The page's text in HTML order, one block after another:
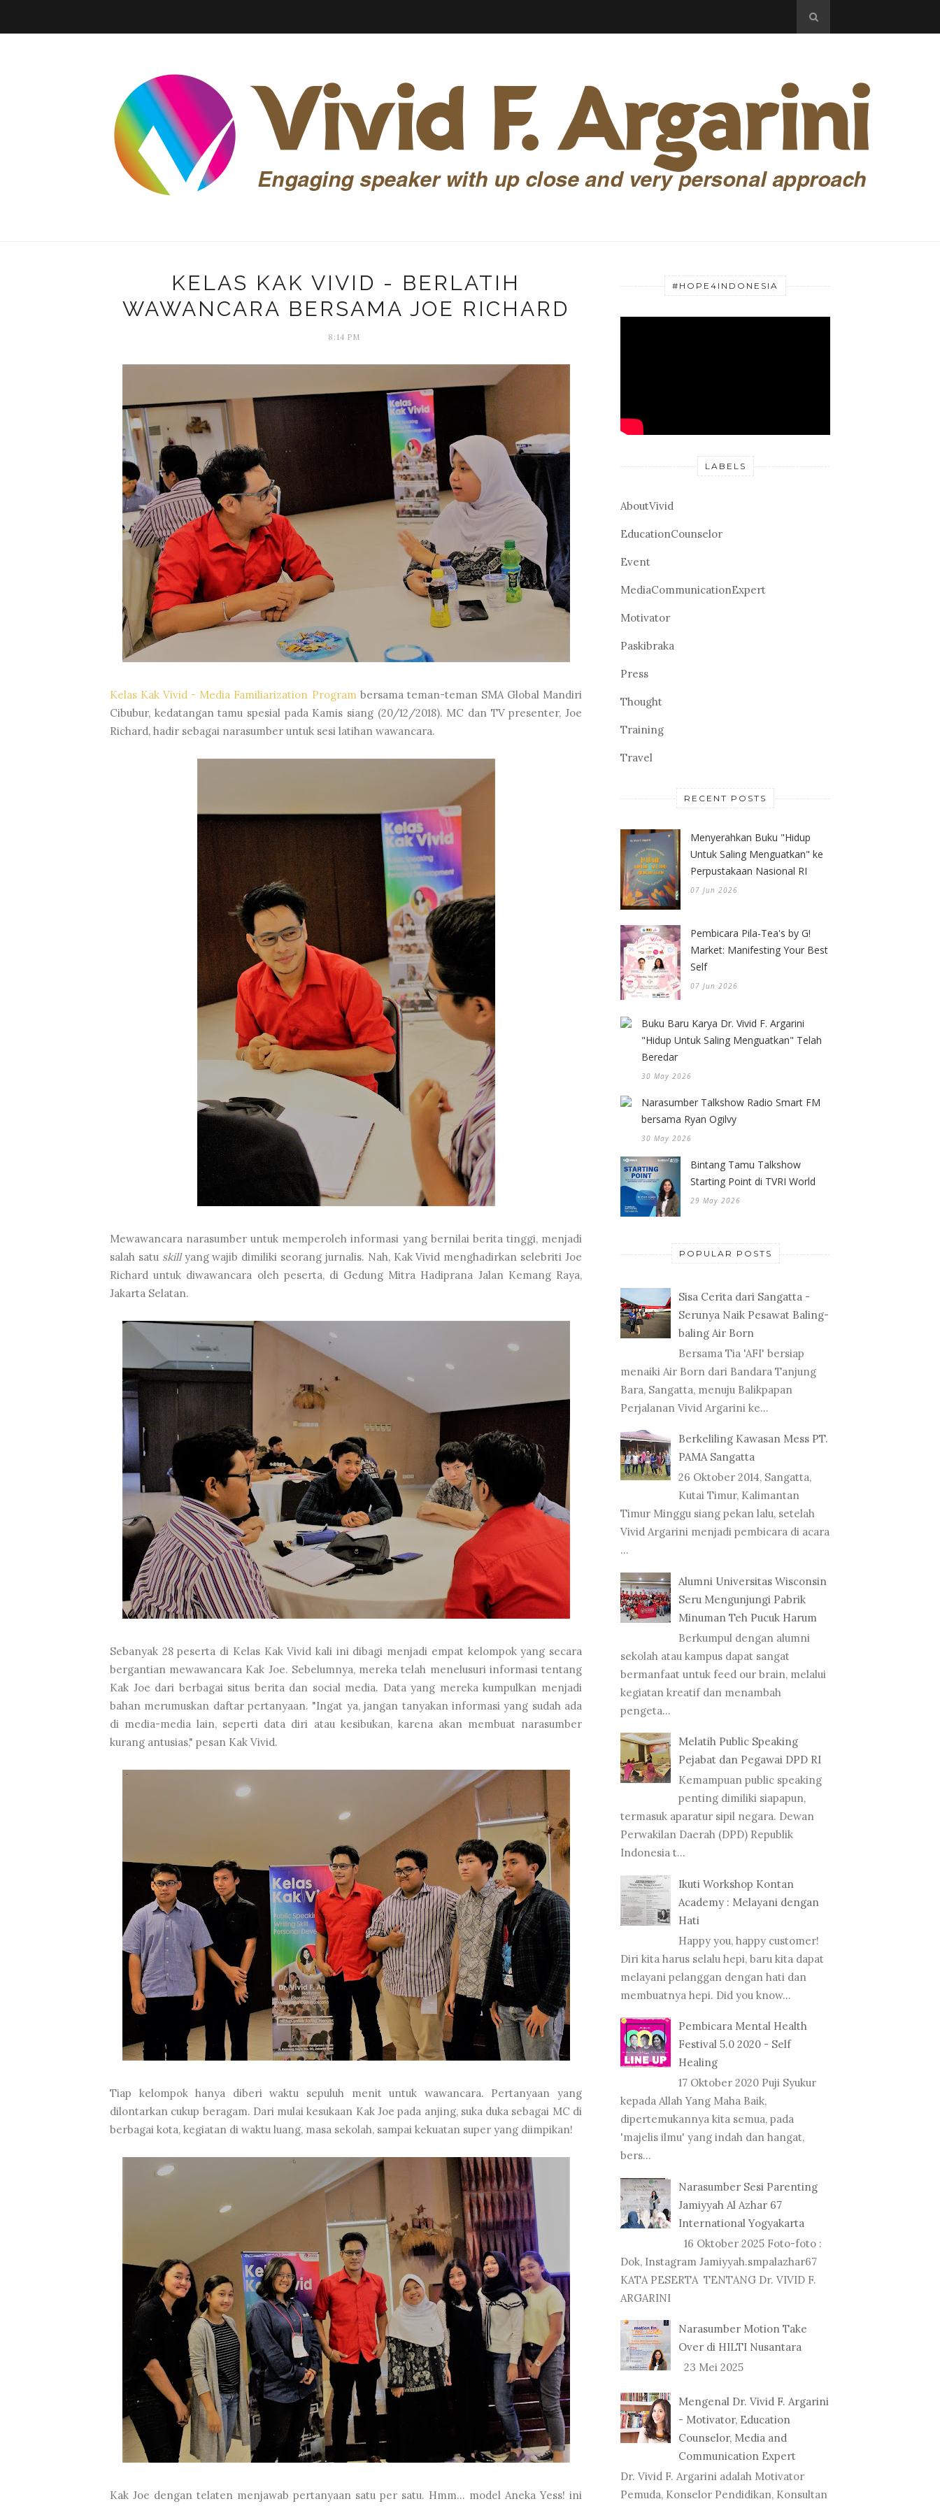
KELAS KAK VIVID - BERLATIH
WAWANCARA BERSAMA JOE RICHARD
8:14 PM
Kelas Kak Vivid - Media Familiarization Program bersama teman-teman SMA Global Mandiri
Cibubur, kedatangan tamu spesial pada Kamis siang (20/12/2018). MC dan TV presenter, Joe
Richard, hadir sebagai narasumber untuk sesi latihan wawancara.
Mewawancara narasumber untuk memperoleh informasi yang bernilai berita tinggi, menjadi
salah satu skillyang wajib dimiliki seorang jurnalis. Nah, Kak Vivid menghadirkan selebriti Joe
Richard untuk diwawancara oleh peserta, di Gedung Mitra Hadiprana Jalan Kemang Raya,
Jakarta Selatan.
Sebanyak 28 peserta di Kelas Kak Vivid kali ini dibagi menjadi empat kelompok yang secara
bergantian mewawancara Kak Joe. Sebelumnya, mereka telah menelusuri informasi tentang
Kak Joe dari berbagai situs berita dan social media. Data yang mereka kumpulkan menjadi
bahan merumuskan daftar pertanyaan. "Ingat ya, jangan tanyakan informasi yang sudah ada
di media-media lain, seperti data diri atau kesibukan, karena akan membuat narasumber
kurang antusias," pesan Kak Vivid.
Tiap kelompok hanya diberi waktu sepuluh menit untuk wawancara. Pertanyaan yang
dilontarkan cukup beragam. Dari mulai kesukaan Kak Joe pada anjing, suka duka sebagai MC di
berbagai kota, kegiatan di waktu luang, masa sekolah, sampai kekuatan super yang diimpikan!
Kak Joe dengan telaten menjawab pertanyaan satu per satu. Hmm... model Aneka Yess! ini
#HOPE4INDONESIA
LABELS
AboutVivid
EducationCounselor
Event
MediaCommunicationExpert
Motivator
Paskibraka
Press
Thought
Training
Travel
RECENT POSTS
Menyerahkan Buku "Hidup
Untuk Saling Menguatkan" ke
Perpustakaan Nasional RI
07 Jun 2026
Pembicara Pila-Tea's by G!
Market: Manifesting Your Best
Self
07 Jun 2026
Buku Baru Karya Dr. Vivid F. Argarini
"Hidup Untuk Saling Menguatkan" Telah
Beredar
30 May 2026
Narasumber Talkshow Radio Smart FM
bersama Ryan Ogilvy
30 May 2026
Bintang Tamu Talkshow
Starting Point di TVRI World
29 May 2026
POPULAR POSTS
Sisa Cerita dari Sangatta -
Serunya Naik Pesawat Baling-
baling Air Born
Bersama Tia 'AFI' bersiap
menaiki Air Born dari Bandara Tanjung
Bara, Sangatta, menuju Balikpapan
Perjalanan Vivid Argarini ke...
Berkeliling Kawasan Mess PT.
PAMA Sangatta
26 Oktober 2014, Sangatta,
Kutai Timur, Kalimantan
Timur Minggu siang pekan lalu, setelah
Vivid Argarini menjadi pembicara di acara
...
Alumni Universitas Wisconsin
Seru Mengunjungi Pabrik
Minuman Teh Pucuk Harum
Berkumpul dengan alumni
sekolah atau kampus dapat sangat
bermanfaat untuk feed our brain, melalui
kegiatan kreatif dan menambah
pengeta...
Melatih Public Speaking
Pejabat dan Pegawai DPD RI
Kemampuan public speaking
penting dimiliki siapapun,
termasuk aparatur sipil negara. Dewan
Perwakilan Daerah (DPD) Republik
Indonesia t...
Ikuti Workshop Kontan
Academy : Melayani dengan
Hati
Happy you, happy customer!
Diri kita harus selalu hepi, baru kita dapat
melayani pelanggan dengan hati dan
membuatnya hepi. Did you know...
Pembicara Mental Health
Festival 5.0 2020 - Self
Healing
17 Oktober 2020 Puji Syukur
kepada Allah Yang Maha Baik,
dipertemukannya kita semua, pada
'majelis ilmu' yang indah dan hangat,
bers...
Narasumber Sesi Parenting
Jamiyyah Al Azhar 67
International Yogyakarta
16 Oktober 2025 Foto-foto :
Dok, Instagram Jamiyyah.smpalazhar67
KATA PESERTA TENTANG Dr. VIVID F.
ARGARINI
Narasumber Motion Take
Over di HILTI Nusantara
23 Mei 2025
Mengenal Dr. Vivid F. Argarini
- Motivator, Education
Counselor, Media and
Communication Expert
Dr. Vivid F. Argarini adalah Motivator
Pemuda, Konselor Pendidikan, Konsultan